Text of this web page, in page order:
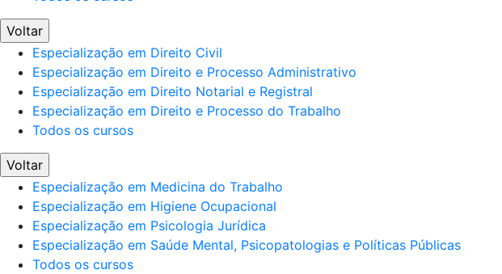
Voltar
Especialização em Direito Civil
Especialização em Direito e Processo Administrativo
Especialização em Direito Notarial e Registral
Especialização em Direito e Processo do Trabalho
Todos os cursos
Voltar
Especialização em Medicina do Trabalho
Especialização em Higiene Ocupacional
Especialização em Psicologia Jurídica
Especialização em Saúde Mental, Psicopatologias e Políticas Públicas
Todos os cursos